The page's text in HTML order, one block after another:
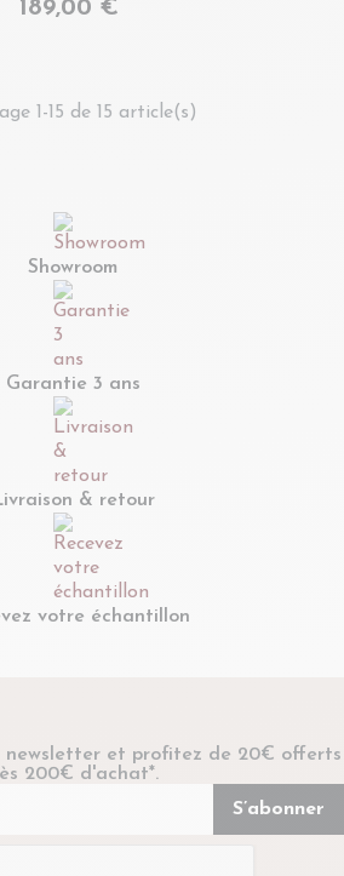
189,00 €
1-15 de 15 article(s)
Showroom
Garantie 3 ans
& retour
votre échantillon
newsletter et profitez de 20€ offerts
200€ d'achat*.